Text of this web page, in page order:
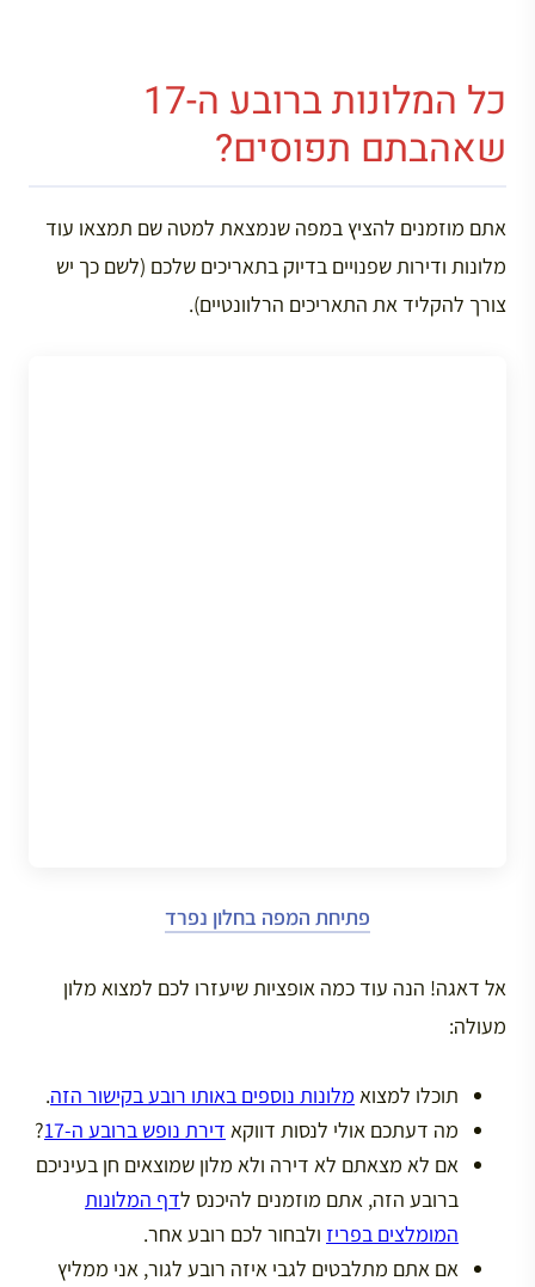
כל המלונות ברובע ה-17
שאהבתם תפוסים?
אתם מוזמנים להציץ במפה שנמצאת למטה שם תמצאו עוד
מלונות ודירות שפנויים בדיוק בתאריכים שלכם (לשם כך יש
צורך להקליד את התאריכים הרלוונטיים).
פתיחת המפה בחלון נפרד
אל דאגה! הנה עוד כמה אופציות שיעזרו לכם למצוא מלון
מעולה:
תוכלו למצוא מלונות נוספים באותו רובע בקישור הזה.
מה דעתכם אולי לנסות דווקא דירת נופש ברובע ה-17
?
אם לא מצאתם לא דירה ולא מלון שמוצאים חן בעיניכם
ברובע הזה, אתם מוזמנים להיכנס לדף המלונות
המומלצים בפריז ולבחור לכם רובע אחר.
אם אתם מתלבטים לגבי איזה רובע לגור, אני ממליץ